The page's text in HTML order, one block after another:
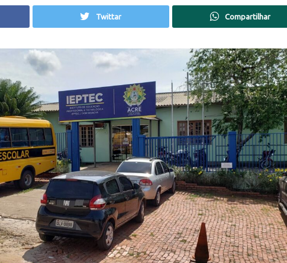
Twittar Compartilhar